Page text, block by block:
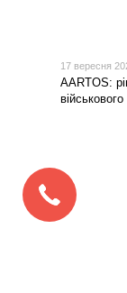
17 вересня
AARTOS: